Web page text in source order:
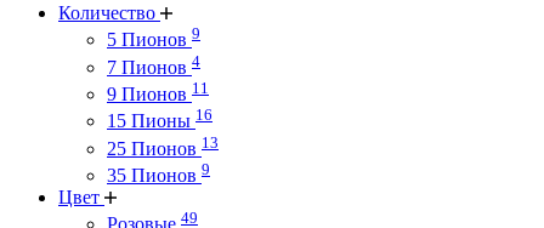
Количество
5 Пионов 9
7 Пионов 4
9 Пионов 11
15 Пионы 16
25 Пионов 13
35 Пионов 9
Цвет
49